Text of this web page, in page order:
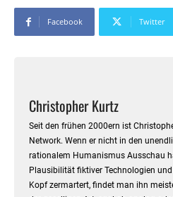
Facebook Twitter
Christopher Kurtz
Seit den frühen 2000ern ist
Network. Wenn er nicht in den
rationalem Humanismus Ausschau
Plausibilität fiktiver Technologien
Kopf zermartert, findet man ihn